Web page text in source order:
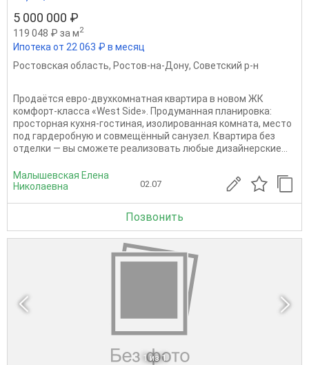
5 000 000 ₽
119 048 ₽ за м2
Ипотека от 22 063 ₽ в месяц
Ростовская область, Ростов-на-Дону, Советский р-н
Продаётся евро-двухкомнатная квартира в новом ЖК
комфорт-класса «West Side». Продуманная планировка:
просторная кухня-гостиная, изолированная комната, место
под гардеробную и совмещённый санузел. Квартира без
отделки — вы сможете реализовать любые дизайнерские...
Малышевская Елена
Николаевна
02.07
Позвонить
1 из 1